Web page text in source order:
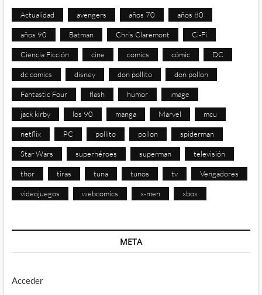
Actualidad avengers años 70 años 80
años 90 Batman Chris Claremont Ci-Fi
Ciencia Ficción cine comics cómic DC
dc comics disney don pollito don pollon
Fantastic Four flash humor image
jack kirby los 90 manga Marvel mcu
netflix PC pollito pollon spiderman
Star Wars superhéroes superman televisión
thor tiras tuna tunos tv Vengadores
videojuegos webcomics x-men xbox
META
Acceder